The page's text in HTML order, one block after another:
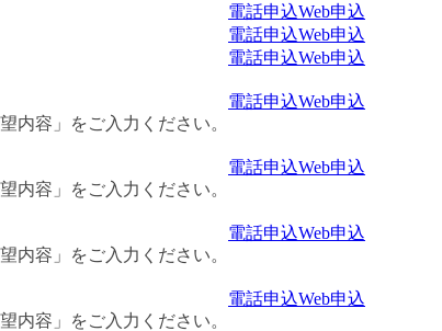
電話申込Web申込
電話申込Web申込
電話申込Web申込
内容」をご入力ください。
電話申込Web申込
内容」をご入力ください。
電話申込Web申込
内容」をご入力ください。
電話申込Web申込
内容」をご入力ください。
電話申込Web申込